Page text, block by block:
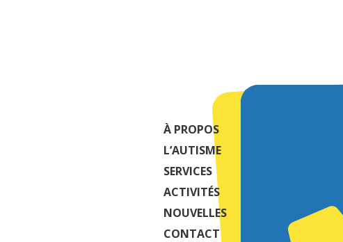
À PROPOS
L’AUTISME
SERVICES
ACTIVITÉS
NOUVELLES
CONTACT